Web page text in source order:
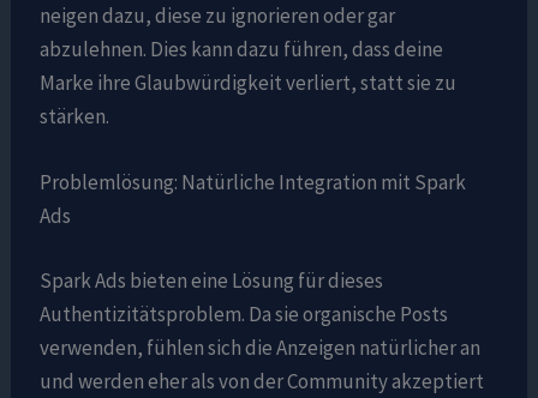
neigen dazu, diese zu ignorieren oder gar
abzulehnen. Dies kann dazu führen, dass deine
Marke ihre Glaubwürdigkeit verliert, statt sie zu
stärken.
Problemlösung: Natürliche Integration mit Spark
Ads
Spark Ads bieten eine Lösung für dieses
Authentizitätsproblem. Da sie organische Posts
verwenden, fühlen sich die Anzeigen natürlicher an
und werden eher als von der Community akzeptiert